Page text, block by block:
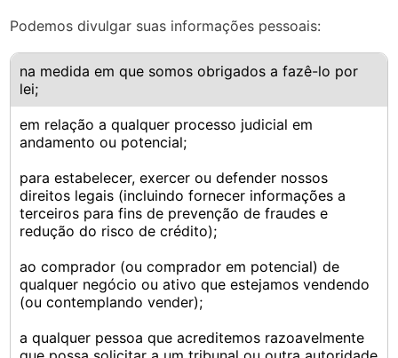
Podemos divulgar suas informações pessoais:
na medida em que somos obrigados a fazê-lo por
lei;
em relação a qualquer processo judicial em
andamento ou potencial;
para estabelecer, exercer ou defender nossos
direitos legais (incluindo fornecer informações a
terceiros para fins de prevenção de fraudes e
redução do risco de crédito);
ao comprador (ou comprador em potencial) de
qualquer negócio ou ativo que estejamos vendendo
(ou contemplando vender);
a qualquer pessoa que acreditemos razoavelmente